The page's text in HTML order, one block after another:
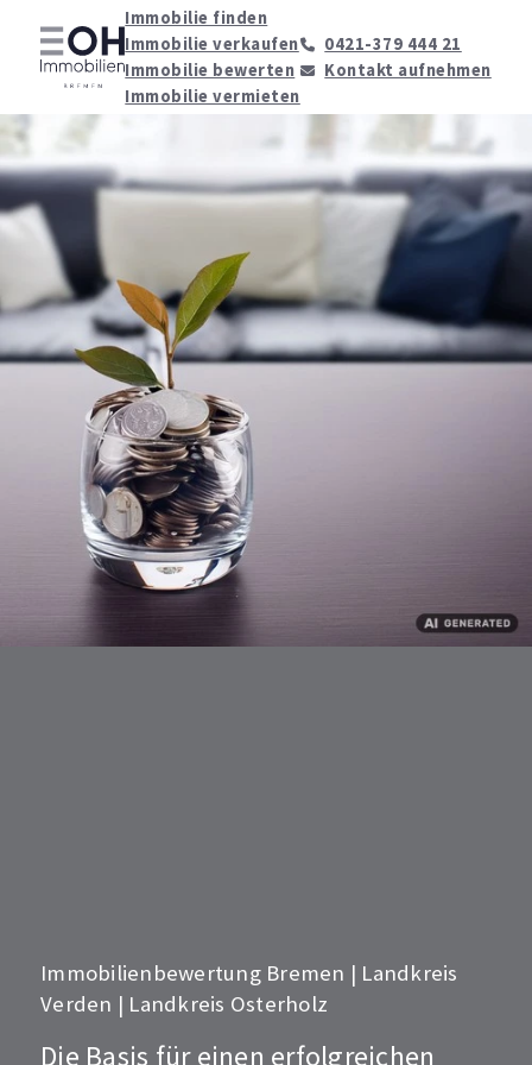
Immobilie finden
Immobilie verkaufen
Immobilie bewerten
Immobilie vermieten
0421-379 444 21
Kontakt aufnehmen
Immobilienbewertung Bremen | Landkreis
Verden | Landkreis Osterholz
Die Basis für einen erfolgreichen